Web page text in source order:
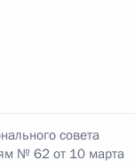
совета
№ 62 от 10 марта